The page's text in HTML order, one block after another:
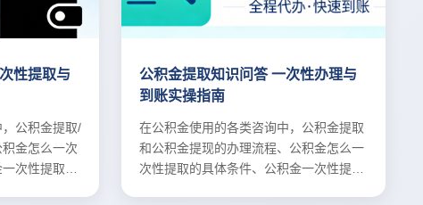
性提取与
公积金提取/
金怎么一次
次性提取的
公积金提取知识问答 一次性办理与
到账实操指南
在公积金使用的各类咨询中，公积金提取
和公积金提现的办理流程、公积金怎么一
次性提取的具体条件、公积金一次性提取